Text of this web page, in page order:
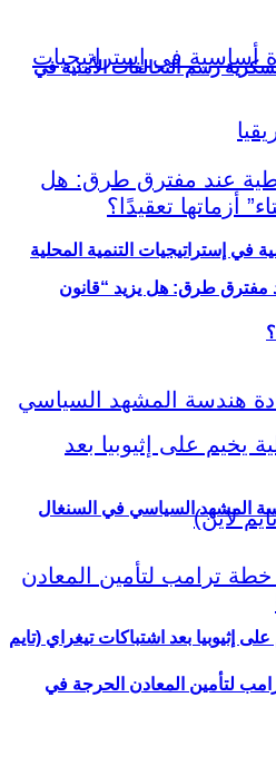
في إستراتيجيات التنمية المحلية
إثيوبيا بعد اشتباكات تيغراي (تايم
رسم التحالفات الأمنية في
مفترق طرق: هل يزيد “قانون
المشهد السياسي في السنغال
لتأمين المعادن الحرجة في